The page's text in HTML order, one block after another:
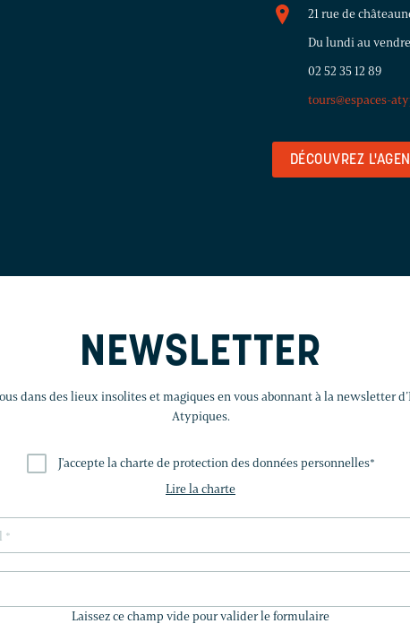
21 rue de
Du lundi au
02 52 35 12 89
tours@espaces-
DÉCOUVREZ
NEWSLETTER
dans des lieux insolites et magiques en vous abonnant à la newsletter
Atypiques.
J'accepte la charte de protection des données personnelles*
Lire la charte
CHAMP
Laissez ce champ vide pour valider le formulaire